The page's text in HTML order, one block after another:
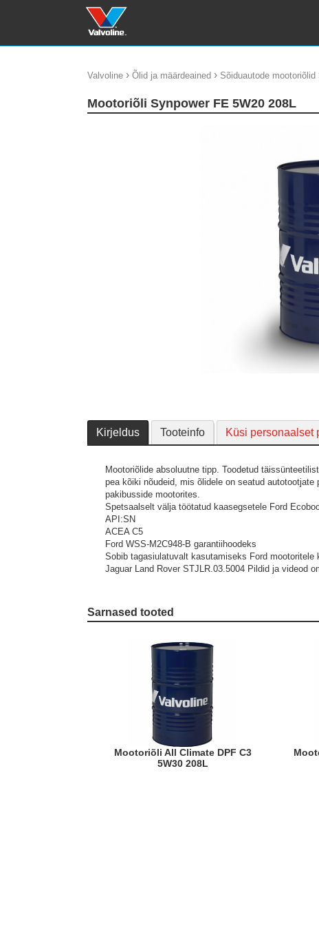
Valvoline › Õlid ja määrdeained › Sõiduautode mootoriõlid
Mootoriõli Synpower FE 5W20 208L
Kirjeldus Tooteinfo Küsi personaalset
Mootoriõlide absoluutne tipp. Toodetud
pea kõiki nõudeid, mis õlidele on seatud
pakibusside mootorites.
Spetsaalselt välja töötatud kaasegsetele Ford
API:SN
ACEA C5
Ford WSS-M2C948-B garantiihoodeks
Sobib tagasiulatuvalt kasutamiseks Ford mootoritele
Jaguar Land Rover STJLR.03.5004 Pildid ja videod
Sarnased tooted
Mootoriõli All Climate DPF C3
5W30 208L